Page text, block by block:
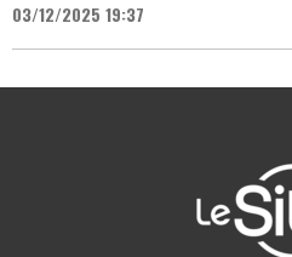
03/12/2025 19:37